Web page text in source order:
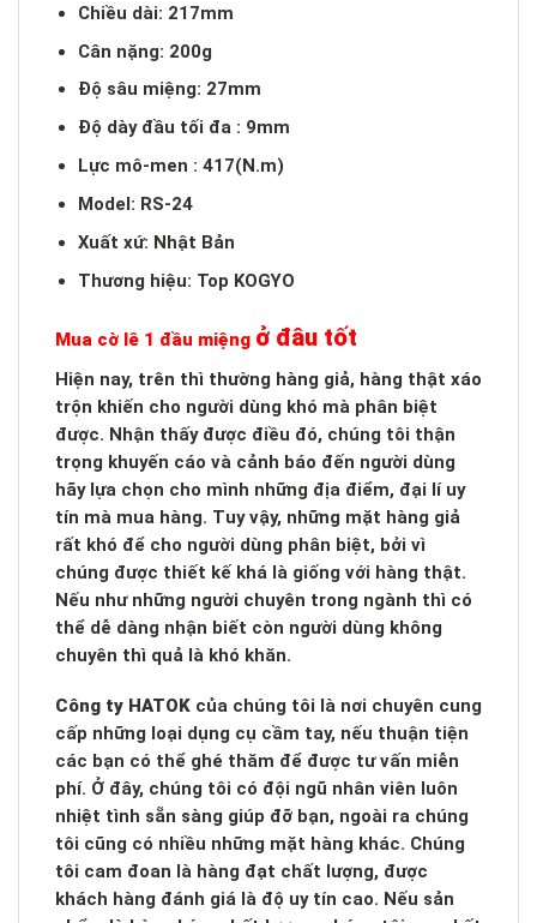
Chiều dài: 217mm
Cân nặng: 200g
Độ sâu miệng: 27mm
Độ dày đầu tối đa : 9mm
Lực mô-men : 417(N.m)
Model: RS-24
Xuất xứ: Nhật Bản
Thương hiệu: Top KOGYO
Mua cờ lê 1 đầu miệng ở đâu tốt
Hiện nay, trên thì thường hàng giả, hàng thật xáo
trộn khiến cho người dùng khó mà phân biệt
được. Nhận thấy được điều đó, chúng tôi thận
trọng khuyến cáo và cảnh báo đến người dùng
hãy lựa chọn cho mình những địa điểm, đại lí uy
tín mà mua hàng. Tuy vậy, những mặt hàng giả
rất khó để cho người dùng phân biệt, bởi vì
chúng được thiết kế khá là giống với hàng thật.
Nếu như những người chuyên trong ngành thì có
thể dễ dàng nhận biết còn người dùng không
chuyên thì quả là khó khăn.
Công ty HATOK của chúng tôi là nơi chuyên cung
cấp những loại dụng cụ cầm tay, nếu thuận tiện
các bạn có thể ghé thăm để được tư vấn miễn
phí. Ở đây, chúng tôi có đội ngũ nhân viên luôn
nhiệt tình sẵn sàng giúp đỡ bạn, ngoài ra chúng
tôi cũng có nhiều những mặt hàng khác. Chúng
tôi cam đoan là hàng đạt chất lượng, được
khách hàng đánh giá là độ uy tín cao. Nếu sản